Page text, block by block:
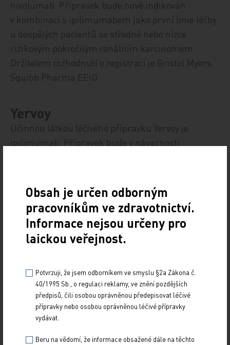
nivolumab. Přípravek bude nově indikován
v kombinaci s ipilimumabem jako první linie léčby
u dospělých pacientů se středně nebo nízce
rizikovým pokročilým renálním karcinomem.
Držitelem rozhodnutí o registraci je Bristol Myers
Squibb Pharma EEIG.
Yervoy
Účinnou látkou léčivého přípravku Yervoy je
ipilimumab. Přípravek bude v návaznosti
jako první linie léčby u dospělých pacientů se
středně nebo nízce rizikovým pokročilým renálním
karcinomem. Držitelem rozhodnutí o registraci je
Bristol Myers Squibb Pharma EEIG.
Léčivý přípravek Adcetris obsahuje brentuximab
vedotin. Přípravek je nově indikován u dospělých
pacientů s dříve neléčeným CD30 pozitivním
Hodgkinovým lymfomem stadia IV v kombinaci
s doxorubicinem, vinblastinem a dakarbazinem
Obsah je určen odborným
pracovníkům ve zdravotnictví.
Informace nejsou určeny pro
laickou veřejnost.
Potvrzuji, že jsem odborníkem ve smyslu §2a Zákona č.
40/1995 Sb., o regulaci reklamy, ve znění pozdějších
předpisů, čili osobou oprávněnou předepisovat léčivé
přípravky nebo osobou oprávněnou léčivé přípravky
vydávat.
Beru na vědomí, že informace obsažené dále na těchto